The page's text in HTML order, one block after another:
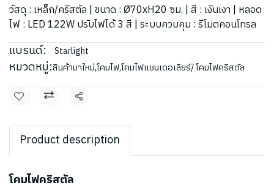
วัสดุ : เหล็ก/คริสตัล | ขนาด : Ø70xH20 ซม. | สี : เงินเงา | หลอด
ไฟ : LED 122W ปรับไฟได้ 3 สี | ระบบควบคุม : รีโมตคอนโทรล
แบรนด์: Starlight
หมวดหมู่:สินค้ามาใหม่,โคมไฟ,โคมไฟแชนเดอเลียร์/ โคมไฟคริสตัล
แชร์
Product description
โคมไฟคริสตัล